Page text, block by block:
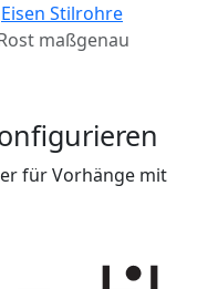
Eisen Stilrohre
maßgenau
für Vorhänge mit